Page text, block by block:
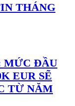
THÁNG
MỨC ĐẦU
EUR SẼ
TỪ NĂM